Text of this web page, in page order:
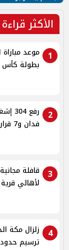
الأكثر قراءة
1
موعد
بطولة كأس
2
رفع
فدان و7 قراريط ببنى سويف
3
لأهالي
4
زلزال مكة
ترسيم